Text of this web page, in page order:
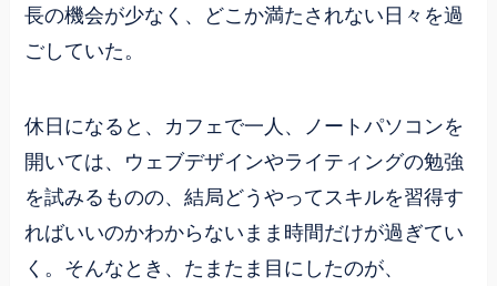
長の機会が少なく、どこか満たされない日々を過
ごしていた。
休日になると、カフェで一人、ノートパソコンを
開いては、ウェブデザインやライティングの勉強
を試みるものの、結局どうやってスキルを習得す
ればいいのかわからないまま時間だけが過ぎてい
く。そんなとき、たまたま目にしたのが、